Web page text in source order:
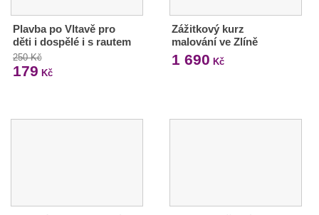
Plavba po Vltavě pro
děti i dospělé i s rautem
250 Kč
179 Kč
Zážitkový kurz
malování ve Zlíně
1 690 Kč